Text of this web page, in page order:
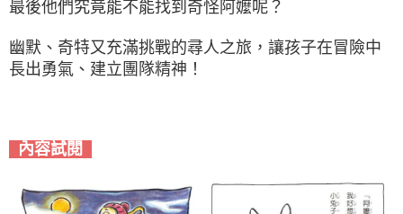
最後他們究竟能不能找到奇怪阿嬤呢？
幽默、奇特又充滿挑戰的尋人之旅，讓孩子在冒險中
長出勇氣、建立團隊精神！
內容試閱